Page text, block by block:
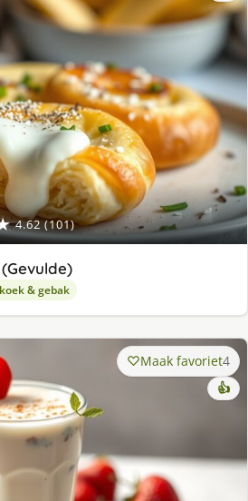
4.62 (101)
& gebak
Maak favoriet4
👍